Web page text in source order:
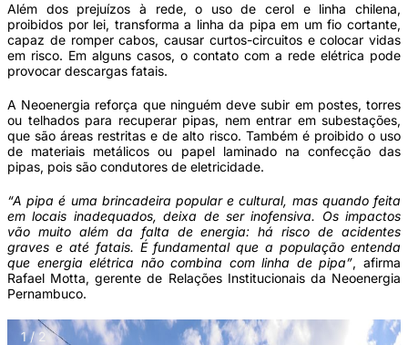
Além dos prejuízos à rede, o uso de cerol e linha chilena,
proibidos por lei, transforma a linha da pipa em um fio cortante,
capaz de romper cabos, causar curtos-circuitos e colocar vidas
em risco. Em alguns casos, o contato com a rede elétrica pode
provocar descargas fatais.
A Neoenergia reforça que ninguém deve subir em postes, torres
ou telhados para recuperar pipas, nem entrar em subestações,
que são áreas restritas e de alto risco. Também é proibido o uso
de materiais metálicos ou papel laminado na confecção das
pipas, pois são condutores de eletricidade.
“A pipa é uma brincadeira popular e cultural, mas quando feita
em locais inadequados, deixa de ser inofensiva. Os impactos
vão muito além da falta de energia: há risco de acidentes
graves e até fatais. É fundamental que a população entenda
que energia elétrica não combina com linha de pipa”, afirma
Rafael Motta, gerente de Relações Institucionais da Neoenergia
Pernambuco.
1 / 2